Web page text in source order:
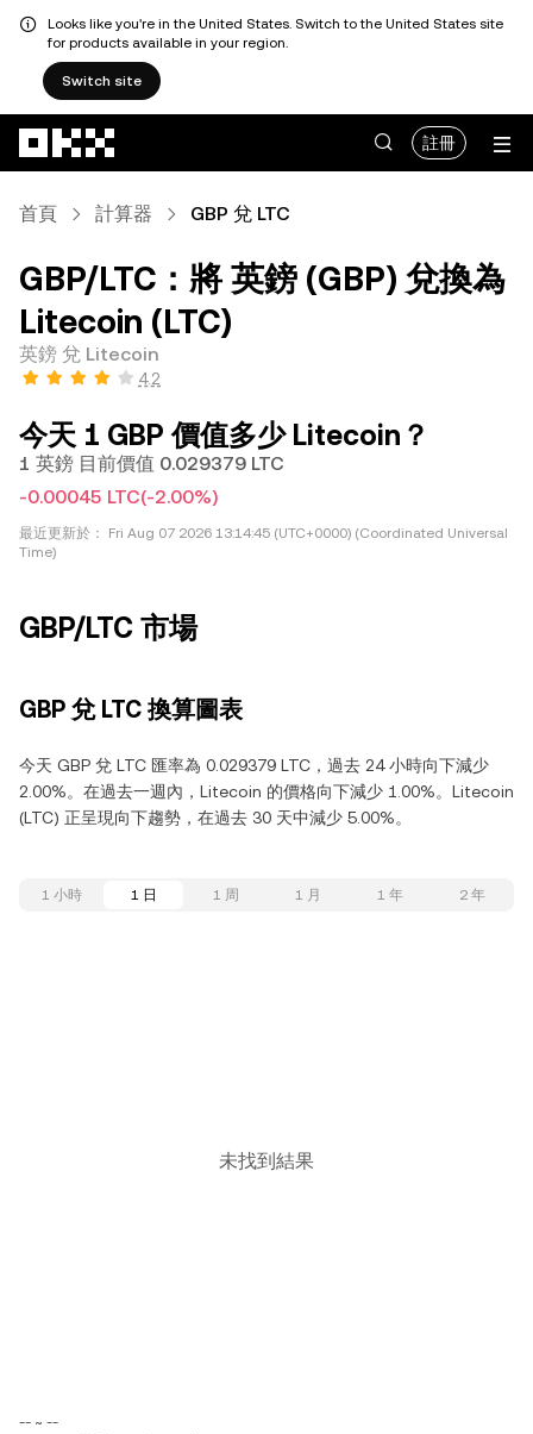
Looks like you're in the United States. Switch to the United States site
for products available in your region.
Switch site
註冊
首頁 計算器 GBP 兌 LTC
GBP/LTC：將 英鎊 (GBP) 兌換為
Litecoin (LTC)
英鎊 兌 Litecoin
4.2
今天 1 GBP 價值多少 Litecoin？
1 英鎊 目前價值 0.029379 LTC
-0.00045 LTC(-2.00%)
最近更新於：
Fri Aug 07 2026 13:14:45 (UTC+0000) (Coordinated Universal
Time)
GBP/LTC 市場
GBP 兌 LTC 換算圖表
今天 GBP 兌 LTC 匯率為 0.029379 LTC，過去 24 小時向下減少
2.00%。在過去一週內，Litecoin 的價格向下減少 1.00%。Litecoin
(LTC) 正呈現向下趨勢，在過去 30 天中減少 5.00%。
1 小時 1 日 1 周 1 月 1 年 2 年
未找到結果
-- ~ --